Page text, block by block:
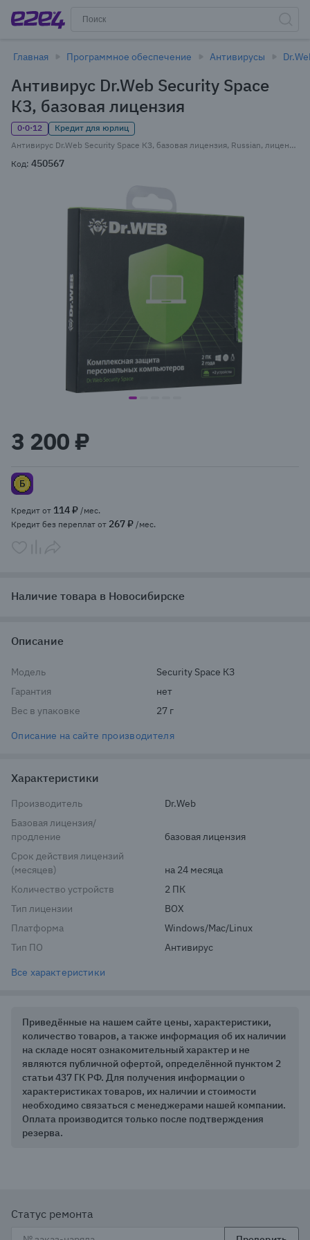
Главная Программное обеспечение Антивирусы
Антивирус Dr.Web Security Space
КЗ, базовая лицензия
0·0·12
Кредит для юрлиц
Антивирус Dr.Web Security Space КЗ, базовая лицензия, Russian, лицензий 1, на 2 ПК, на 24 месяца, BOX (BHW-B-24M-2-A3)
Код: 450567
item
of
5
3 200 ₽
Кредит от 114 ₽ /мес.
Кредит без переплат от 267 ₽ /мес.
Наличие товара в Новосибирске
Описание
Модель
Security Space КЗ
Гарантия
нет
Вес в упаковке
27 г
Описание на сайте производителя
Характеристики
Производитель
Dr.Web
Базовая лицензия/
продление
базовая лицензия
Срок действия лицензий
(месяцев)
на 24 месяца
Количество устройств
2 ПК
Тип лицензии
BOX
Платформа
Windows/Mac/Linux
Тип ПО
Антивирус
Все характеристики
Приведённые на нашем сайте цены, характеристики,
количество товаров, а также информация об их наличии
на складе носят ознакомительный характер и не
являются публичной офертой, определённой пунктом 2
статьи 437 ГК РФ. Для получения информации о
характеристиках товаров, их наличии и стоимости
необходимо связаться с менеджерами нашей компании.
Оплата производится только после подтверждения
резерва.
Статус ремонта